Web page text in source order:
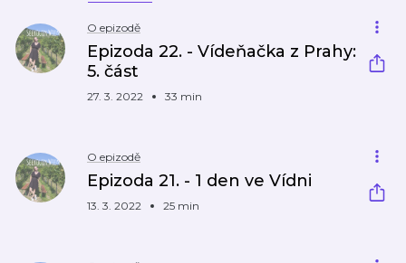
O epizodě
Epizoda 22. - Vídeňačka z Prahy:
5. část
27. 3. 2022 33 min
O epizodě
Epizoda 21. - 1 den ve Vídni
13. 3. 2022 25 min